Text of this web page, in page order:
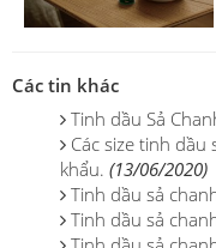
Các tin khác
Tinh dầu Sả
Các size tinh
khẩu. (13/06/2020)
Tinh dầu sả
Tinh dầu sả